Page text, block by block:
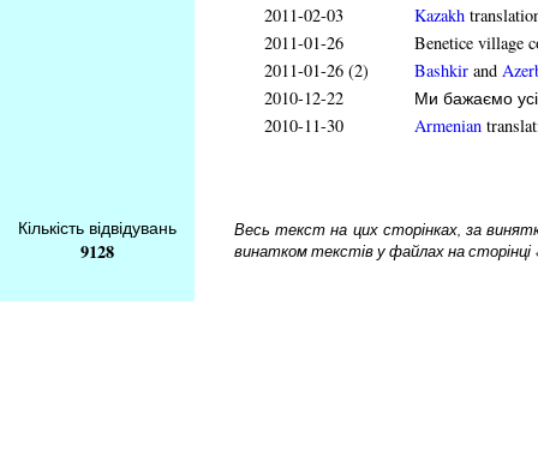
2011-02-03
Kazakh
2011-01-26
Benetice village
2011-01-26 (2)
Bashkir and
2010-12-22
Ми бажаємо
2010-11-30
Armenian
Кількість відвідувань
9128
Весь текст на цих сторінках, за
винатком текстів у файлах на